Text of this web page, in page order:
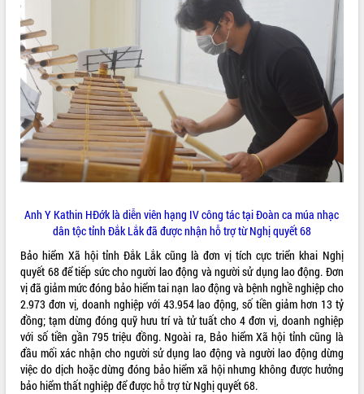
Triết thăm, tặng quà người có công với
cách mạng
Rà soát, hoàn thiện hệ thống thiết chế
văn hóa, thể thao đáp ứng yêu cầu
phát triển mới
Thường trực HĐND tỉnh Đắk Lắk gặp
mặt Đoàn chuyên gia y tế TP. Hồ Chí
Minh
Lễ truy điệu và an táng hài cốt liệt sĩ
Bàn giải pháp tháo gỡ khó khăn trong
xuất khẩu sầu riêng và triển khai quy
Thứ trưởng Bộ Nông nghiệp và Môi
trường Nguyễn Hoàng Hiệp khảo sát
vùng trồng và doanh nghiệp đóng gói
sầu riêng tại Đắk Lắk
Trình diễn nghệ thuật chế biến các
món ăn từ sầu riêng
Đắk Lắk công bố Quy hoạch và xúc
tiến đầu tư tỉnh
LIÊN KẾT WEB
THỐNG KÊ TRUY CẬP
Hôm nay: 10404
Tất cả:
66123518
Anh Y Kathin HĐớk là diễn viên hạng IV công tác tại Đoàn ca múa nhạc
dân tộc tỉnh Đắk Lắk đã được nhận hỗ trợ từ Nghị quyết 68
Bảo hiểm Xã hội tỉnh Đắk Lắk cũng là đơn vị tích cực triển khai Nghị
quyết 68 để tiếp sức cho người lao động và người sử dụng lao động. Đơn
vị đã giảm mức đóng bảo hiểm tai nạn lao động và bệnh nghề nghiệp cho
2.973 đơn vị, doanh nghiệp với 43.954 lao động, số tiền giảm hơn 13 tỷ
đồng; tạm dừng đóng quỹ hưu trí và tử tuất cho 4 đơn vị, doanh nghiệp
với số tiền gần 795 triệu đồng. Ngoài ra, Bảo hiểm Xã hội tỉnh cũng là
đầu mối xác nhận cho người sử dụng lao động và người lao động dừng
việc do dịch hoặc dừng đóng bảo hiểm xã hội nhưng không được hưởng
bảo hiểm thất nghiệp để được hỗ trợ từ Nghị quyết 68.